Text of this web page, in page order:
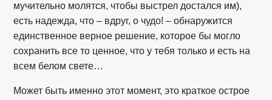
мучительно молятся, чтобы выстрел достался им),
есть надежда, что – вдруг, о чудо! – обнаружится
единственное верное решение, которое бы могло
сохранить все то ценное, что у тебя только и есть на
всем белом свете…
Может быть именно этот момент, это краткое острое